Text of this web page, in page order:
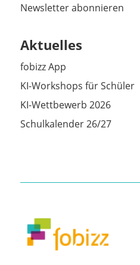
Newsletter abonnieren
Aktuelles
fobizz App
KI-Workshops für Schüler
KI-Wettbewerb 2026
Schulkalender 26/27